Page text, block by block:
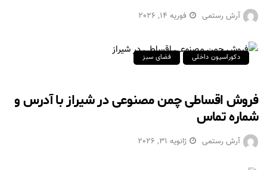
آرش رستمی فوریه 14, 2026
دکوراسیون داخلی فضای سبز
فروش اقساطی چمن مصنوعی در شیراز با آدرس و
شماره تماس
آرش رستمی ژانویه 31, 2026